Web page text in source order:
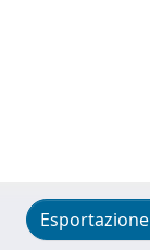
Esportazione